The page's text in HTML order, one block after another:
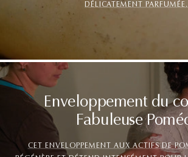
DÉLICATEMENT PARFUMÉE.
Enveloppement du
Fabuleuse
CET ENVELOPPEMENT AUX ACTIFS DE